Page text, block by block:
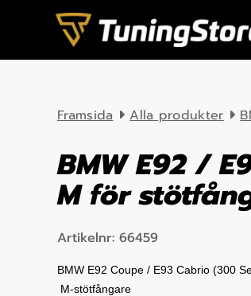
Skip to content
Framsida Alla produkter
BMW E92 /
M för
Artikelnr: 66459
BMW E92 Coupe / E93 Cabrio (300
M-stötfångare